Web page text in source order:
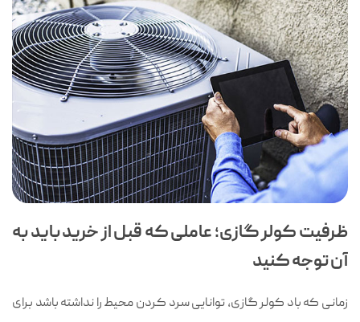
ظرفیت کولر گازی؛ عاملی که قبل از خرید باید به
آن توجه کنید
زمانی که باد کولر گازی، توانایی سرد کردن محیط را نداشته باشد برای